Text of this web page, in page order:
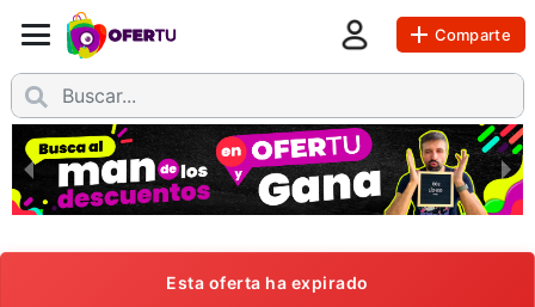
Comparte
Esta oferta ha expirado